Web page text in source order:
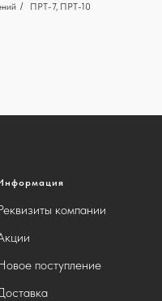
/ ПРТ-7, ПРТ-10
компании
поступление